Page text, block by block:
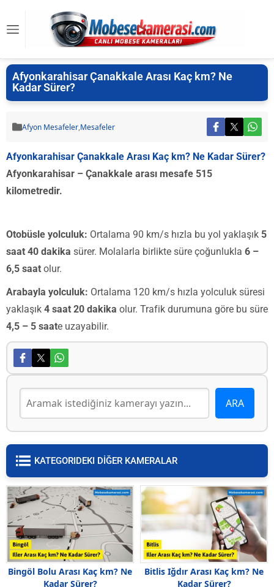
Afyonkarahisar Çanakkale Arası Kaç km? Ne
Kadar Sürer?
Afyon Mesafeler,Mesafeler
Afyonkarahisar Çanakkale Arası Kaç km? Ne Kadar Sürer?
Afyonkarahisar – Çanakkale arası mesafe 515
kilometredir.
Otobüsle yolculuk: Ortalama 90 km/s hızla bu yol yaklaşık 5
saat 40 dakika sürer. Molalarla birlikte süre çoğunlukla 6 –
6,5 saat olur.
Arabayla yolculuk: Ortalama 120 km/s hızla yolculuk süresi
yaklaşık 4 saat 20 dakika olur. Trafik durumuna göre bu süre
4,5 – 5 saate uzayabilir.
KATEGORIDEKI DİĞER KAMERALAR
Bingöl Bolu Arası Kaç km? Ne
Kadar Sürer?
Bitlis Iğdır Arası Kaç km? Ne
Kadar Sürer?